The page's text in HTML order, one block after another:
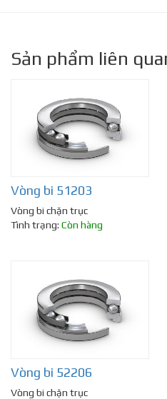
Sản phẩm liên
Vòng bi 51203
Vòng bi chặn trục
Tình trạng: Còn hàng
Vòng bi 52206
Vòng bi chặn trục